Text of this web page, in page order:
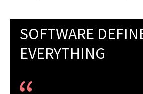
SOFTWARE
EVERYTHING